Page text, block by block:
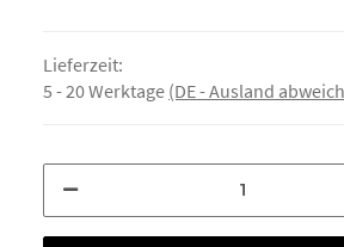
Lieferzeit:
5 - 20 Werktage (DE - Ausland